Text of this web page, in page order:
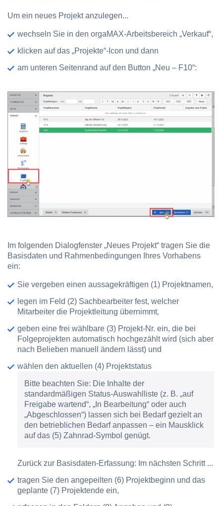
Um ein neues Projekt anzulegen...
wechseln Sie in den orgaMAX-Arbeitsbereich „Verkauf“,
klicken auf das „Projekte“-Icon und dann
am unteren Seitenrand auf den Button „Neu – F10“:
Im folgenden Dialogfenster „Neues Projekt“ tragen Sie die
Basisdaten und Rahmenbedingungen Ihres Vorhabens
ein:
Sie vergeben einen aussagekräftigen (1) Projektnamen,
legen im Feld (2) Sachbearbeiter fest, welcher
Mitarbeiter die Projektleitung übernimmt,
geben eine frei wählbare (3) Projekt-Nr. ein, die bei
Folgeprojekten automatisch hochgezählt wird (sich aber
nach Belieben manuell ändern lässt) und
wählen den aktuellen (4) Projektstatus
Bitte beachten Sie: Die Inhalte der
standardmäßigen Status-Auswahlliste (z. B. „auf
Freigabe wartend“, „In Bearbeitung“ oder auch
„Abgeschlossen“) lassen sich bei Bedarf gezielt an
den betrieblichen Bedarf anpassen – ein Mausklick
auf das (5) Zahnrad-Symbol genügt.
Zurück zur Basisdaten-Erfassung: Im nächsten Schritt ...
tragen Sie den angepeilten (6) Projektbeginn und das
geplante (7) Projektende ein,